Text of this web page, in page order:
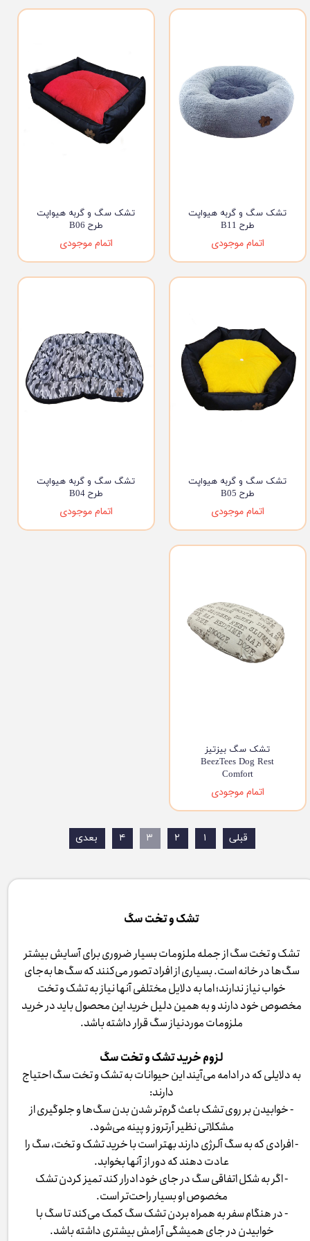
تشک سگ و گربه هیواپت
طرح B11
اتمام موجودی
تشک سگ و گربه هیواپت
طرح B06
اتمام موجودی
تشک سگ و گربه هیواپت
طرح B05
اتمام موجودی
تشگ سگ و گربه هیواپت
طرح B04
اتمام موجودی
تشک سگ بیزتیز
BeezTees Dog Rest
Comfort
اتمام موجودی
قبلی ۱ ۲ ۳ ۴ بعدی
تشک و تخت سگ
تشک و تخت سگ از جمله ملزومات بسیار ضروری برای آسایش بیشتر
سگ‌ها در خانه است. بسیاری از افراد تصور می‌کنند که سگ‌ها به‌جای
خواب نیاز ندارند؛ اما به دلایل مختلفی آنها نیاز به تشک و تخت
مخصوص خود دارند و به همین دلیل خرید این محصول باید در خرید
ملزومات موردنیاز سگ قرار داشته باشد.
لزوم خرید تشک و تخت سگ
به دلایلی که در ادامه می‌آیند این حیوانات به تشک و تخت سگ احتیاج
دارند:
- خوابیدن بر روی تشک باعث گرم‌تر شدن بدن سگ‌ها و جلوگیری از
مشکلاتی نظیر آرتروز و پینه می‌شود.
- افرادی که به سگ آلرژی دارند بهتر است با خرید تشک و تخت، سگ را
عادت دهند که دور از آنها بخوابد.
- اگر به شکل اتفاقی سگ در جای خود ادرار کند تمیز کردن تشک
مخصوص او بسیار راحت‌تر است.
- در هنگام سفر به همراه بردن تشک سگ کمک می‌کند تا سگ با
خوابیدن در جای همیشگی آرامش بیشتری داشته باشد.